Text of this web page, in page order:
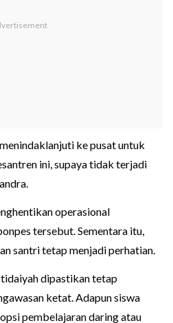
ke pusat untuk
ini, supaya tidak terjadi
operasional
tersebut. Sementara itu,
santri tetap menjadi perhatian.
dipastikan tetap
ketat. Adapun siswa
pembelajaran daring atau